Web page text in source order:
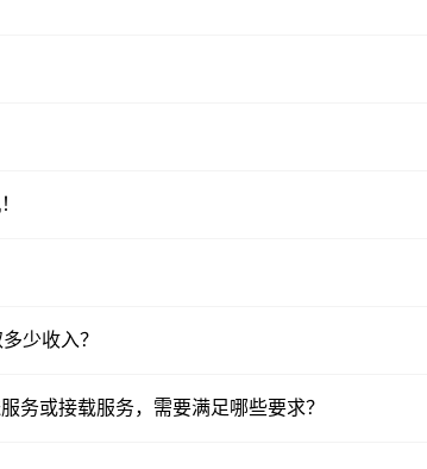
少收入？
务或接载服务，需要满足哪些要求？